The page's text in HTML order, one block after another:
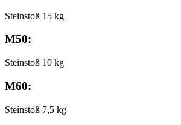
Steinstoß 15 kg
M50:
Steinstoß 10 kg
M60:
Steinstoß 7,5 kg